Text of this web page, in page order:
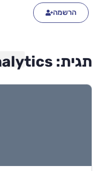
הרשמה
תגית: